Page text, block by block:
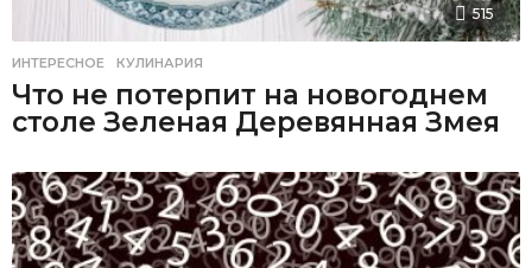
515
ИНТЕРЕСНОЕ ,КУЛИНАРИЯ
Что не потерпит на новогоднем
столе Зеленая Деревянная Змея